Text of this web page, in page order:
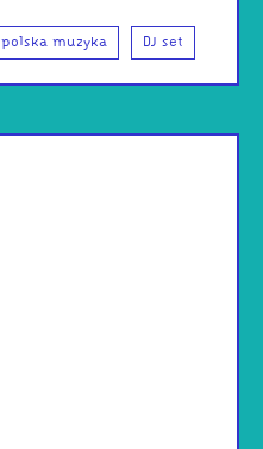
polska muzyka DJ set